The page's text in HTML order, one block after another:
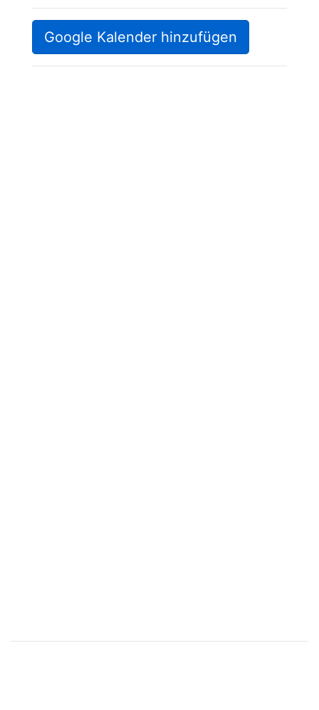
Google Kalender hinzufügen